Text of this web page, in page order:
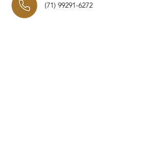
(71) 99291-6272